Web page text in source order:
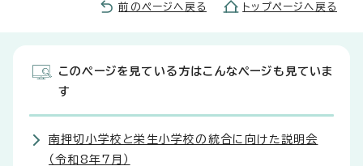
前のページへ戻る トップページへ戻る
このページを見ている方はこんなページも見ていま
す
南押切小学校と栄生小学校の統合に向けた説明会
（令和8年7月）